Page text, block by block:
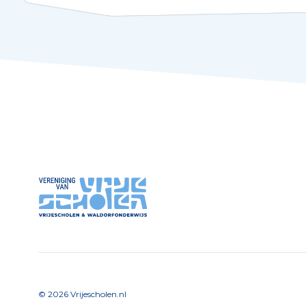
© 2026 Vrijescholen.nl